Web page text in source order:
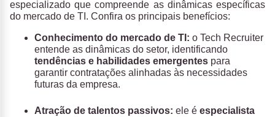
especializado que compreende as dinâmicas específicas
do mercado de TI. Confira os principais benefícios:
Conhecimento do mercado de TI: o Tech Recruiter
entende as dinâmicas do setor, identificando
tendências e habilidades emergentes para
garantir contratações alinhadas às necessidades
futuras da empresa.
Atração de talentos passivos: ele é especialista